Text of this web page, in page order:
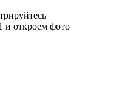
и откроем фото